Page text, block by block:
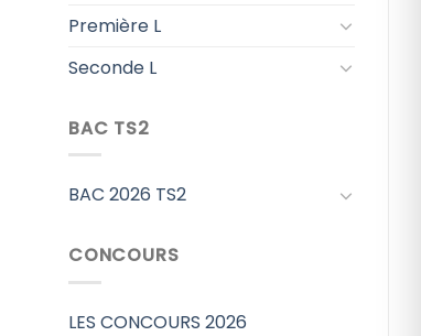
Première L
Seconde L
BAC TS2
BAC 2026 TS2
CONCOURS
LES CONCOURS 2026